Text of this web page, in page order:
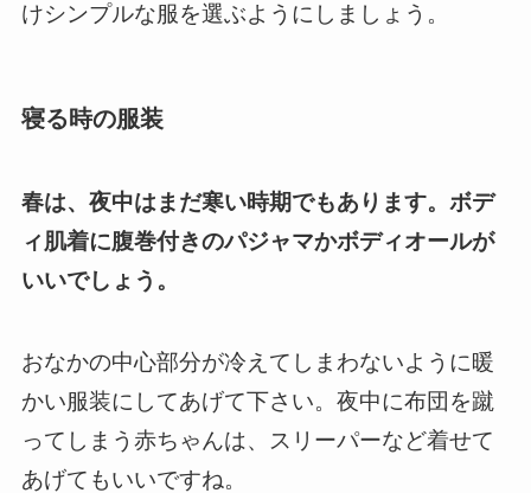
けシンプルな服を選ぶようにしましょう。
寝る時の服装
春は、夜中はまだ寒い時期でもあります。ボデ
ィ肌着に腹巻付きのパジャマかボディオールが
いいでしょう。
おなかの中心部分が冷えてしまわないように暖
かい服装にしてあげて下さい。 夜中に布団を蹴
ってしまう赤ちゃんは、スリーパーなど着せて
あげてもいいですね。